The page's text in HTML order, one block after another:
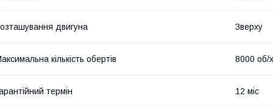
двигуна Зверху
кількість обертів 8000 об/
термін 12 міс